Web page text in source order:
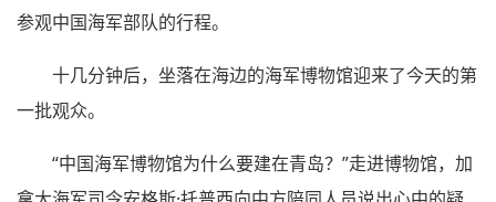
参观中国海军部队的行程。
十几分钟后，坐落在海边的海军博物馆迎来了今天的第
一批观众。
“中国海军博物馆为什么要建在青岛？”走进博物馆，加